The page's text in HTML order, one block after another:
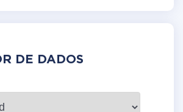
DE DADOS